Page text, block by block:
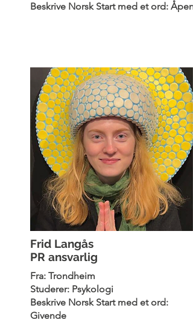
Beskrive Norsk Start med et ord: Åpent
Frid Langås
PR ansvarlig
Fra: Trondheim
Studerer: Psykologi
Beskrive Norsk Start med et ord:
Givende